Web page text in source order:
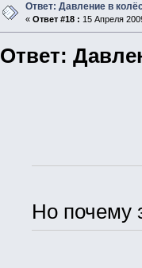
Ответ: Давление в
« Ответ #18 : 15 Апреля
Ответ:
Но почему